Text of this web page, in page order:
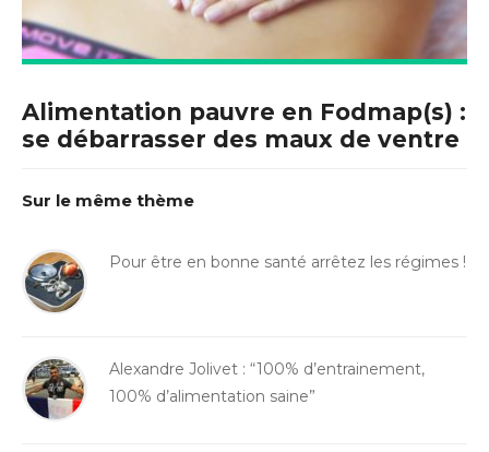
Alimentation pauvre en Fodmap(s) :
se débarrasser des maux de ventre
Sur le même thème
Pour être en bonne santé arrêtez les régimes !
Alexandre Jolivet : “100% d’entrainement,
100% d’alimentation saine”